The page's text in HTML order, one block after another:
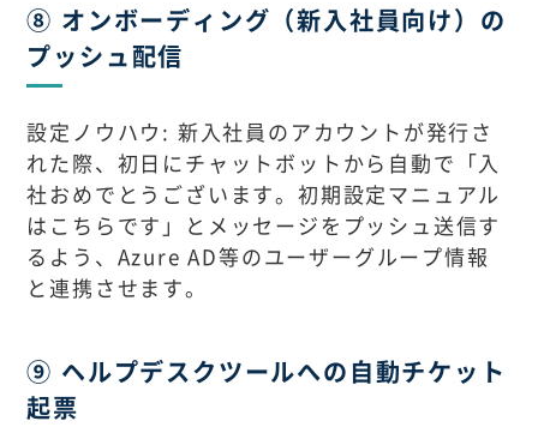
⑧ オンボーディング（新入社員向け）の
プッシュ配信
設定ノウハウ: 新入社員のアカウントが発行さ
れた際、初日にチャットボットから自動で「入
社おめでとうございます。初期設定マニュアル
はこちらです」とメッセージをプッシュ送信す
るよう、Azure AD等のユーザーグループ情報
と連携させます。
⑨ ヘルプデスクツールへの自動チケット
起票